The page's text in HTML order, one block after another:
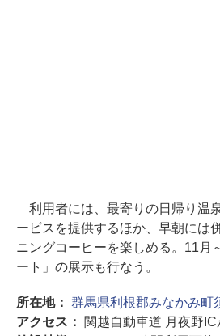
利用者には、最寄りの日帰り温
ービスを提供するほか、早朝には
ニングコーヒーを楽しめる。11月
ート」の展示も行なう。
所在地： 群馬県利根郡みなかみ町
アクセス： 関越自動車道 月夜野